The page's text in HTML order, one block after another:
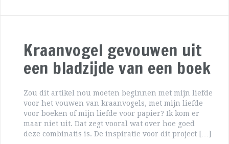
Kraanvogel gevouwen uit
een bladzijde van een boek
Zou dit artikel nou moeten beginnen met mijn liefde
voor het vouwen van kraanvogels, met mijn liefde
voor boeken of mijn liefde voor papier? Ik kom er
maar niet uit. Dat zegt vooral wat over hoe goed
deze combinatis is. De inspiratie voor dit project […]